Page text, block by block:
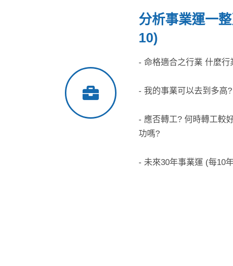
分析事業運一
10)
- 命格適合之行業 什麼
- 我的事業可以去到多高?
- 應否轉工? 何時轉工較
功嗎?
- 未來30年事業運 (每10